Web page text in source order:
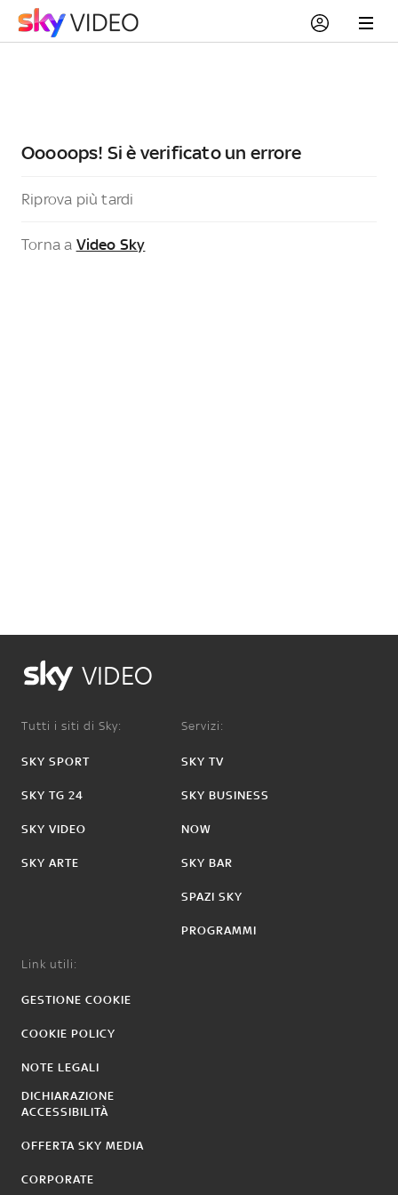
Ooooops! Si è verificato un errore
Riprova più tardi
Torna a Video Sky
VIDEO
Tutti i siti di Sky:
SKY SPORT
SKY TG 24
SKY VIDEO
SKY ARTE
Servizi:
SKY TV
SKY BUSINESS
NOW
SKY BAR
SPAZI SKY
PROGRAMMI
Link utili:
GESTIONE COOKIE
COOKIE POLICY
NOTE LEGALI
DICHIARAZIONE
ACCESSIBILITÀ
OFFERTA SKY MEDIA
CORPORATE